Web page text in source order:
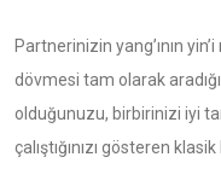
Partnerinizin yang’ının
dövmesi tam olarak
olduğunuzu, birbirinizi iyi
çalıştığınızı gösteren